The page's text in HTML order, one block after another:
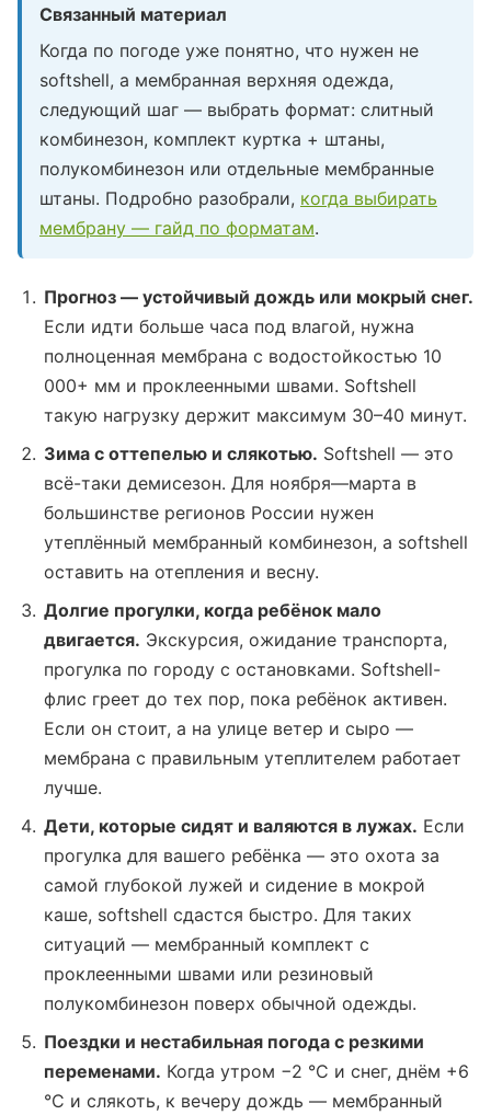
Связанный материал
Когда по погоде уже понятно, что нужен не
softshell, а мембранная верхняя одежда,
следующий шаг — выбрать формат: слитный
комбинезон, комплект куртка + штаны,
полукомбинезон или отдельные мембранные
штаны. Подробно разобрали, когда выбирать
мембрану — гайд по форматам.
Прогноз — устойчивый дождь или мокрый снег.
Если идти больше часа под влагой, нужна
полноценная мембрана с водостойкостью 10
000+ мм и проклеенными швами. Softshell
такую нагрузку держит максимум 30–40 минут.
Зима с оттепелью и слякотью. Softshell — это
всё-таки демисезон. Для ноября—марта в
большинстве регионов России нужен
утеплённый мембранный комбинезон, а softshell
оставить на отепления и весну.
Долгие прогулки, когда ребёнок мало
двигается. Экскурсия, ожидание транспорта,
прогулка по городу с остановками. Softshell-
флис греет до тех пор, пока ребёнок активен.
Если он стоит, а на улице ветер и сыро —
мембрана с правильным утеплителем работает
лучше.
Дети, которые сидят и валяются в лужах. Если
прогулка для вашего ребёнка — это охота за
самой глубокой лужей и сидение в мокрой
каше, softshell сдастся быстро. Для таких
ситуаций — мембранный комплект с
проклеенными швами или резиновый
полукомбинезон поверх обычной одежды.
Поездки и нестабильная погода с резкими
переменами. Когда утром −2 °C и снег, днём +6
°C и слякоть, к вечеру дождь — мембранный